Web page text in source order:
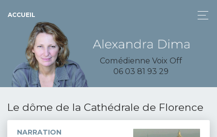
ACCUEIL
Comédienne Voix Off
06 03 81 93 29
Le dôme de la Cathédrale de Florence
NARRATION